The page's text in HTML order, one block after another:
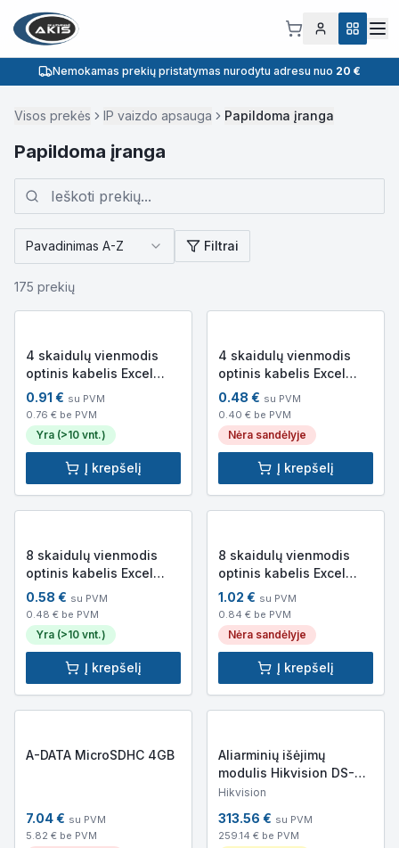
Nemokamas prekių pristatymas nurodytu adresu nuo 20 €
Visos prekės IP vaizdo apsauga Papildoma įranga
Papildoma įranga
Pavadinimas A-Z Filtrai
175 prekių
4 skaidulų vienmodis
optinis kabelis Excel
205-331 (OS2, 9/125,
G657.A2, LSFRZH,
Cca(s1b-d0-a1), UV)
0.91 € su PVM
0.76 € be PVM
Yra (>10 vnt.)
Į krepšelį
4 skaidulų vienmodis
optinis kabelis Excel
205-332 (OS2, LSFRZH,
Cca, UV)
0.48 € su PVM
0.40 € be PVM
Nėra sandėlyje
Į krepšelį
8 skaidulų vienmodis
optinis kabelis Excel
205-301 (OS2, 9/125,
G652D, LSZH, Dca,
1000N, UV)
0.58 € su PVM
0.48 € be PVM
Yra (>10 vnt.)
Į krepšelį
8 skaidulų vienmodis
optinis kabelis Excel
205-306 (OS2, 9/125,
G.652D, LSZH, Eca)
1.02 € su PVM
0.84 € be PVM
Nėra sandėlyje
Į krepšelį
A-DATA MicroSDHC 4GB
7.04€ su PVM
5.82 € be PVM
Aliarminių išėjimų
modulis Hikvision DS-
2FM2466
Hikvision
313.56 € su PVM
259.14 € be PVM